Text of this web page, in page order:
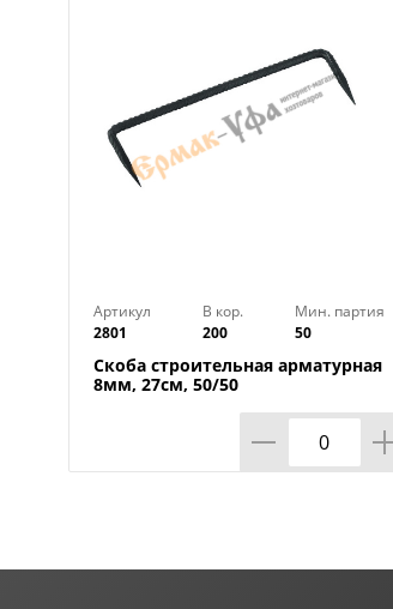
Артикул
2801
В кор.
200
Мин. партия
50
Скоба строительная арматурная
8мм, 27см, 50/50